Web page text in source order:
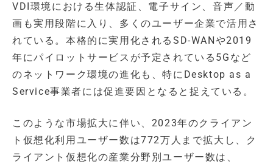
VDI環境における生体認証、電子サイン、音声／動
画も実用段階に入り、多くのユーザー企業で活用さ
れている。本格的に実用化されるSD-WANや2019
年にパイロットサービスが予定されている5Gなど
のネットワーク環境の進化も、特にDesktop as a
Service事業者には促進要因となると捉えている。
このような市場拡大に伴い、2023年のクライアン
ト仮想化利用ユーザー数は772万人まで拡大し、ク
ライアント仮想化の産業分野別ユーザー数は、